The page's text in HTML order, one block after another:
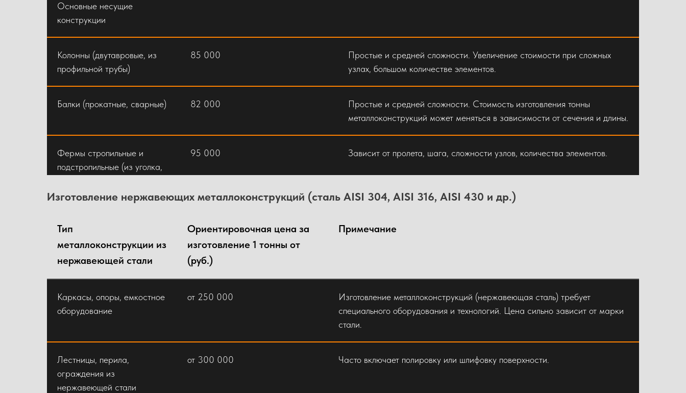
Основные несущие
конструкции
Колонны (двутавровые, из
профильной трубы)
85 000
Простые и средней сложности. Увеличение стоимости при сложных
узлах, большом количестве элементов.
Балки (прокатные, сварные) 82 000
Простые и средней сложности. Стоимость изготовления тонны
металлоконструкций может меняться в зависимости от сечения и длины.
Фермы стропильные и
подстропильные (из уголка,
95 000 Зависит от пролета, шага, сложности узлов, количества элементов.
Ригели, элементы фахверка 88 000
ограждающие конструкции
Площадки обслуживания,
Изготовление нержавеющих металлоконструкций (сталь AISI 304, AISI 316, AISI 430 и др.)
Тип
металлоконструкции из
нержавеющей стали
Ориентировочная цена за
изготовление 1 тонны от
(руб.)
Примечание
Каркасы, опоры, емкостное
оборудование
от 250 000
Изготовление металлоконструкций (нержавеющая сталь) требует
специального оборудования и технологий. Цена сильно зависит от марки
стали.
Лестницы, перила,
ограждения из
нержавеющей стали
от 300 000 Часто включает полировку или шлифовку поверхности.